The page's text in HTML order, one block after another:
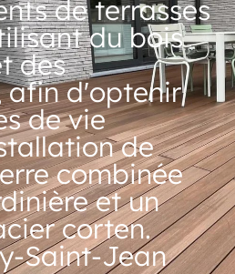
de terrasses
du bois
des
afin d'optenir
de vie
de
combinée
et un
corten.
Saint-Jean